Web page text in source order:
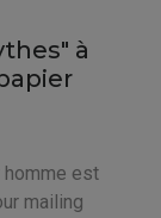
à
homme est
mailing